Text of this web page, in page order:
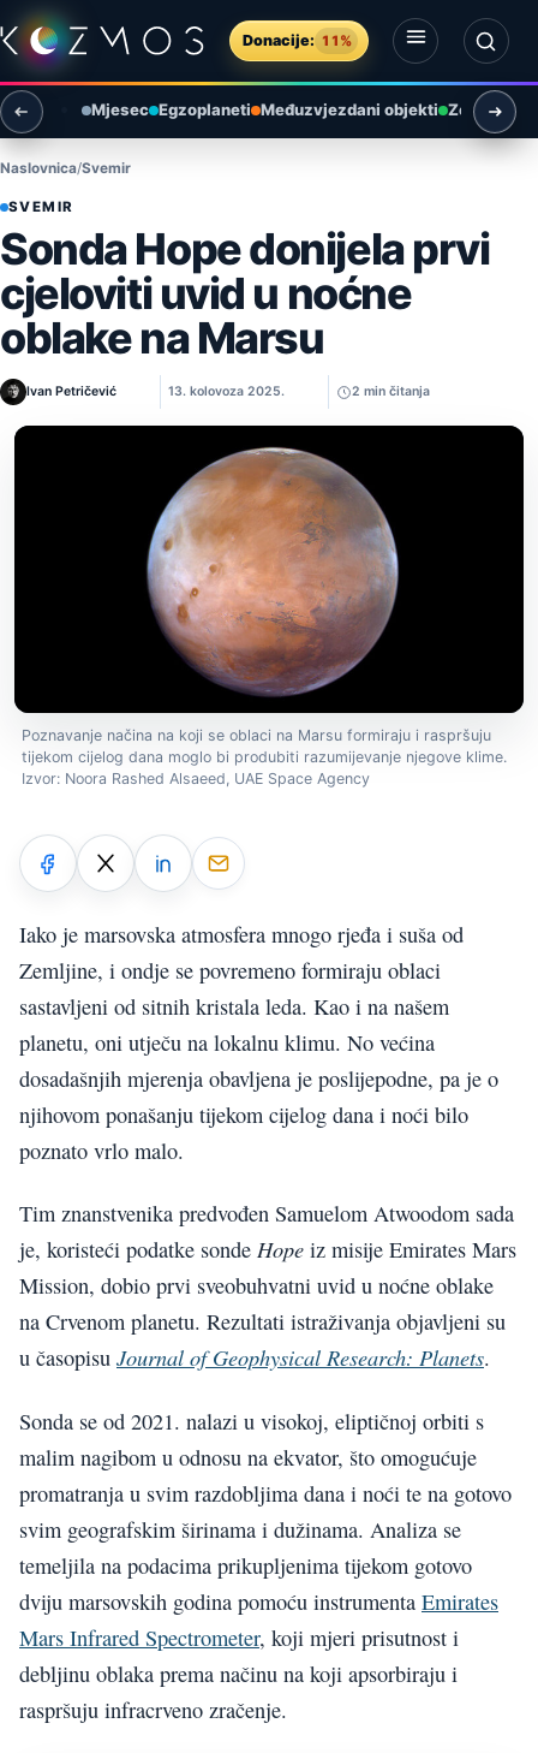
Preskoči na sadržaj
Donacije: 11%
Otvori izbornik
Otvori pretragu
Mjesec Egzoplaneti Međuzvjezdani objekti Zemlja i
Naslovnica Svemir
SVEMIR
Sonda Hope donijela prvi
cjeloviti uvid u noćne
oblake na Marsu
Ivan Petričević 13. kolovoza 2025. 2 min čitanja
Poznavanje načina na koji se oblaci na Marsu formiraju i raspršuju
tijekom cijelog dana moglo bi produbiti razumijevanje njegove klime.
Izvor: Noora Rashed Alsaeed, UAE Space Agency
Iako je marsovska atmosfera mnogo rjeđa i suša od
Zemljine, i ondje se povremeno formiraju oblaci
sastavljeni od sitnih kristala leda. Kao i na našem
planetu, oni utječu na lokalnu klimu. No većina
dosadašnjih mjerenja obavljena je poslijepodne, pa je o
njihovom ponašanju tijekom cijelog dana i noći bilo
poznato vrlo malo.
Tim znanstvenika predvođen Samuelom Atwoodom sada
je, koristeći podatke sonde Hope iz misije Emirates Mars
Mission, dobio prvi sveobuhvatni uvid u noćne oblake
na Crvenom planetu. Rezultati istraživanja objavljeni su
u časopisu Journal of Geophysical Research: Planets.
Sonda se od 2021. nalazi u visokoj, eliptičnoj orbiti s
malim nagibom u odnosu na ekvator, što omogućuje
promatranja u svim razdobljima dana i noći te na gotovo
svim geografskim širinama i dužinama. Analiza se
temeljila na podacima prikupljenima tijekom gotovo
dviju marsovskih godina pomoću instrumenta Emirates
Mars Infrared Spectrometer, koji mjeri prisutnost i
debljinu oblaka prema načinu na koji apsorbiraju i
raspršuju infracrveno zračenje.